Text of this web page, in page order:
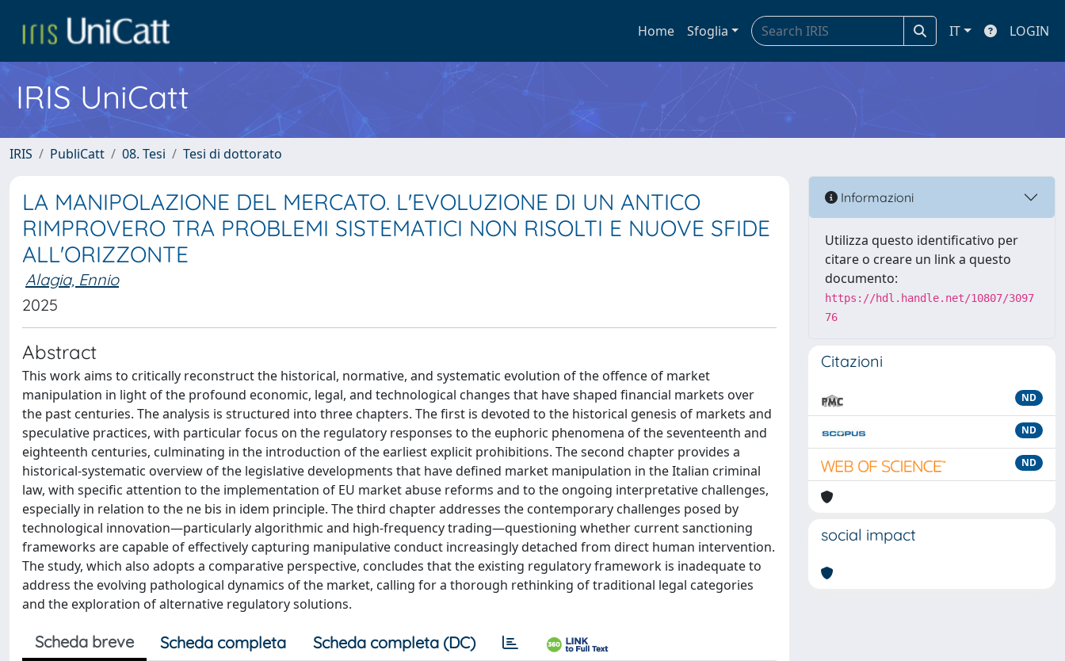
Home Sfoglia IT LOGIN
IRIS UniCatt
IRIS PubliCatt 08. Tesi Tesi di dottorato
LA MANIPOLAZIONE DEL MERCATO. L'EVOLUZIONE DI UN ANTICO
RIMPROVERO TRA PROBLEMI SISTEMATICI NON RISOLTI E NUOVE SFIDE
ALL'ORIZZONTE
Alagia, Ennio
2025
Abstract
This work aims to critically reconstruct the historical, normative, and systematic evolution of the offence of market
manipulation in light of the profound economic, legal, and technological changes that have shaped financial markets over
the past centuries. The analysis is structured into three chapters. The first is devoted to the historical genesis of markets and
speculative practices, with particular focus on the regulatory responses to the euphoric phenomena of the seventeenth and
eighteenth centuries, culminating in the introduction of the earliest explicit prohibitions. The second chapter provides a
historical-systematic overview of the legislative developments that have defined market manipulation in the Italian criminal
law, with specific attention to the implementation of EU market abuse reforms and to the ongoing interpretative challenges,
especially in relation to the ne bis in idem principle. The third chapter addresses the contemporary challenges posed by
technological innovation—particularly algorithmic and high-frequency trading—questioning whether current sanctioning
frameworks are capable of effectively capturing manipulative conduct increasingly detached from direct human intervention.
The study, which also adopts a comparative perspective, concludes that the existing regulatory framework is inadequate to
address the evolving pathological dynamics of the market, calling for a thorough rethinking of traditional legal categories
and the exploration of alternative regulatory solutions.
Scheda breve Scheda completa Scheda completa (DC)
Informazioni
Utilizza questo identificativo per
citare o creare un link a questo
documento:
https://hdl.handle.net/10807/3097
76
Citazioni
ND
ND
ND
social impact